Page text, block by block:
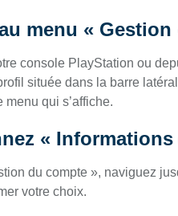
menu «
console PlayStation ou
située dans la barre
qui s’affiche.
«
du compte », naviguez
votre choix.